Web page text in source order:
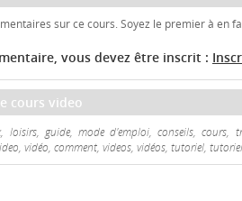
sur ce cours. Soyez le premier à en
vous devez être inscrit :
cours video
loisirs, guide, mode d'emploi, conseils, cours,
vidéo, comment, videos, vidéos, tutoriel,